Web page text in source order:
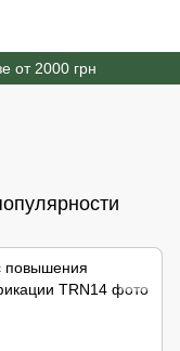
от 2000 грн